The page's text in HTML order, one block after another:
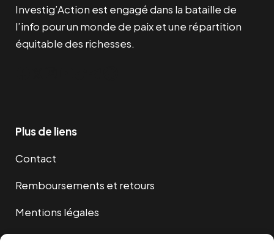
Investig’Action est engagé dans la bataille de
l’info pour un monde de paix et une répartition
équitable des richesses.
Plus de liens
Contact
Remboursements et retours
Mentions légales